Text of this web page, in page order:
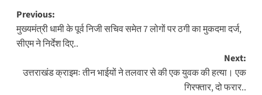
Post
navigation
Previous:
मुख्यमंत्री धामी के पूर्व निजी सचिव समेत 7 लोगों पर ठगी का मुकदमा दर्ज,
सीएम ने निर्देश दिए..
Next:
उत्तराखंड क्राइमः तीन भाईयों ने तलवार से की एक युवक की हत्या। एक
गिरफ्तार, दो फरार..